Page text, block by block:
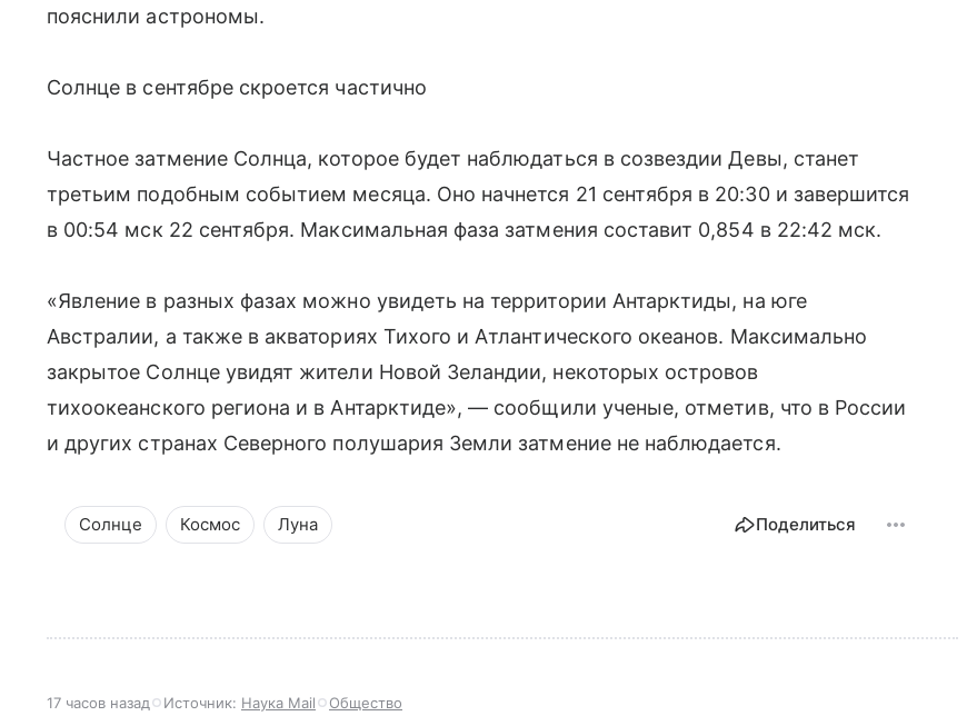
пояснили астрономы.
Солнце в сентябре скроется частично
Частное затмение Солнца, которое будет наблюдаться в созвездии Девы, станет
третьим подобным событием месяца. Оно начнется 21 сентября в 20:30 и завершится
в 00:54 мск 22 сентября. Максимальная фаза затмения составит 0,854 в 22:42 мск.
«Явление в разных фазах можно увидеть на территории Антарктиды, на юге
Австралии, а также в акваториях Тихого и Атлантического океанов. Максимально
закрытое Солнце увидят жители Новой Зеландии, некоторых островов
тихоокеанского региона и в Антарктиде», — сообщили ученые, отметив, что в России
и других странах Северного полушария Земли затмение не наблюдается.
Солнце Космос Луна Поделиться
17 часов назад Источник: Наука Mail Общество